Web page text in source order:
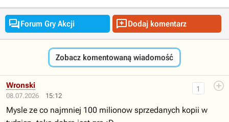
Forum Gry Akcji Dodaj komentarz
Zobacz komentowaną wiadomość
08.07.2026 15:12
1
Wronski
Mysle ze co najmniej 100 milionow sprzedanych kopii w